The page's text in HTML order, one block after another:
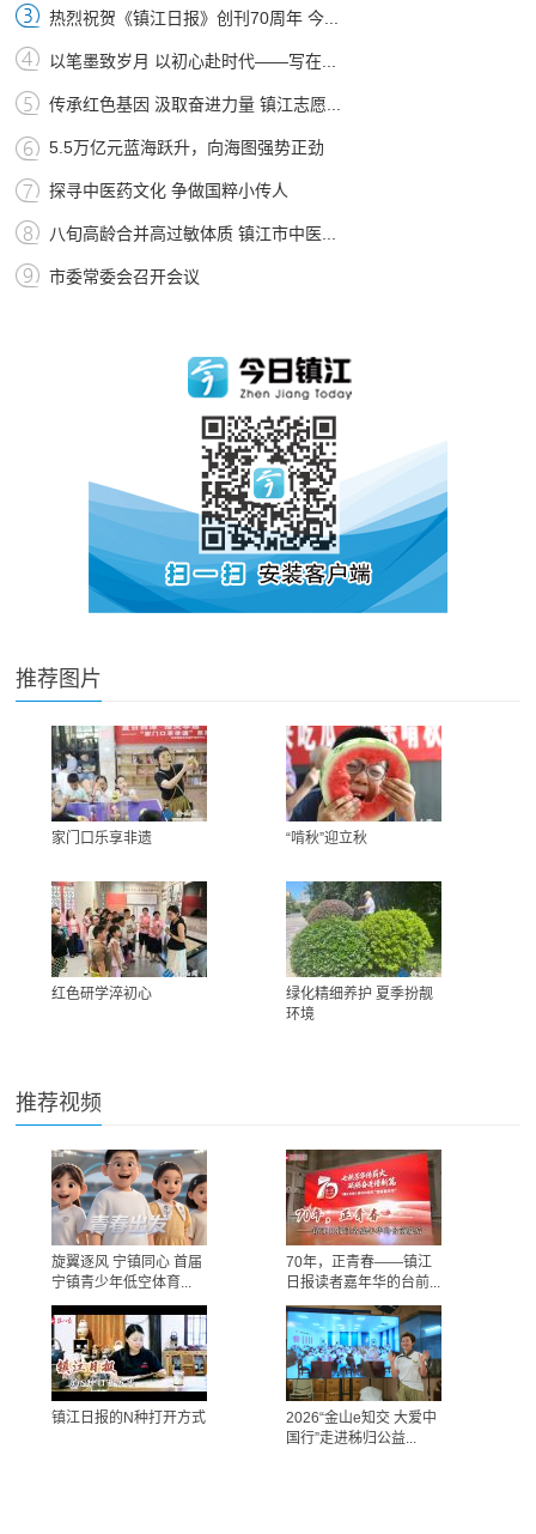
热烈祝贺《镇江日报》创刊70周年 今...
以笔墨致岁月 以初心赴时代——写在...
传承红色基因 汲取奋进力量 镇江志愿...
5.5万亿元蓝海跃升，向海图强势正劲
探寻中医药文化 争做国粹小传人
八旬高龄合并高过敏体质 镇江市中医...
市委常委会召开会议
推荐图片
家门口乐享非遗 “啃秋”迎立秋
红色研学淬初心
绿化精细养护 夏季扮靓
环境
推荐视频
旋翼逐风 宁镇同心 首届
宁镇青少年低空体育...
70年，正青春——镇江
日报读者嘉年华的台前...
镇江日报的N种打开方式
2026“金山e知交 大爱中
国行”走进秭归公益...